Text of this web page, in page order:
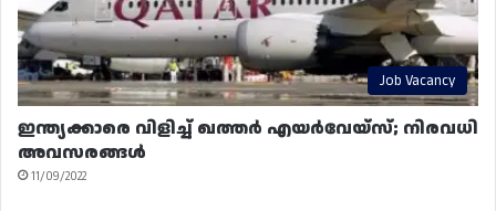
Job Vacancy
ഇന്ത്യക്കാരെ വിളിച്ച് ഖത്തർ എയർവേയ്‌സ്; നിരവധി
അവസരങ്ങൾ
11/09/2022